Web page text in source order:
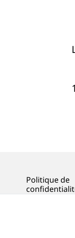
Politique de